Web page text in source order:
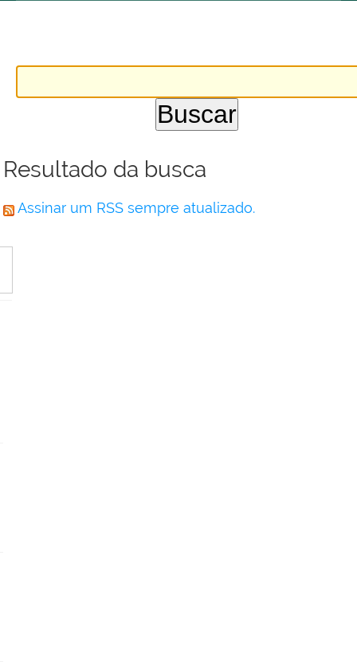
Resultado da busca
Assinar um RSS sempre atualizado.